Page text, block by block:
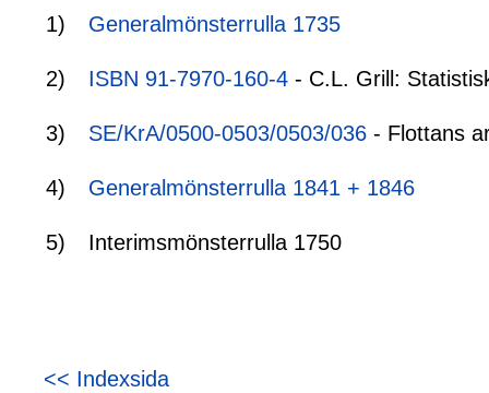
1) Generalmönsterrulla 1735
2) ISBN 91-7970-160-4 - C.L. Grill:
3) SE/KrA/0500-0503/0503/036 - Flottans
4) Generalmönsterrulla 1841 + 1846
5) Interimsmönsterrulla 1750
<< Indexsida